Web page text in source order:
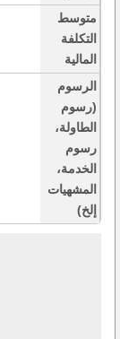
متوسط
التكلفة
المالية
الرسوم
(رسوم
الطاولة،
رسوم
الخدمة،
المشهيات
إلخ)